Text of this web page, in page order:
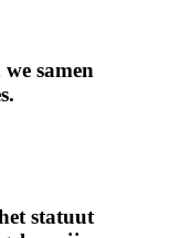
samen
statuut